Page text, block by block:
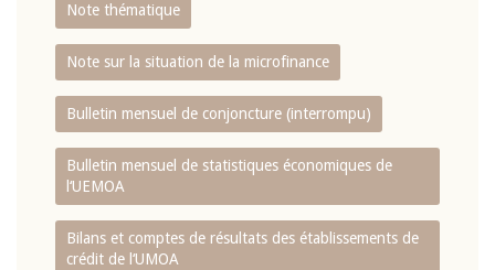
Note thématique
Note sur la situation de la microfinance
Bulletin mensuel de conjoncture (interrompu)
Bulletin mensuel de statistiques économiques de
l‘UEMOA
Bilans et comptes de résultats des établissements de
crédit de l‘UMOA